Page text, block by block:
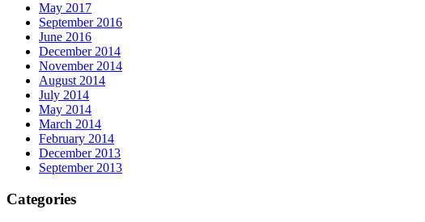
May 2017
September 2016
June 2016
December 2014
November 2014
August 2014
July 2014
May 2014
March 2014
February 2014
December 2013
September 2013
Categories